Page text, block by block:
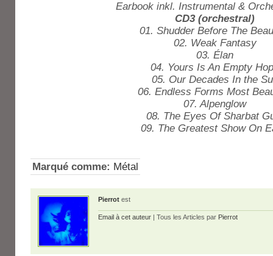
Earbook inkl. Instrumental &
CD3 (orchestral)
01. Shudder Before The
02. Weak Fantasy
03. Élan
04. Yours Is An Empty
05. Our Decades In the
06. Endless Forms Most
07. Alpenglow
08. The Eyes Of Sharbat
09. The Greatest Show On
Marqué comme: Métal
Pierrot est
Email à cet auteur | Tous les Articles par Pierrot